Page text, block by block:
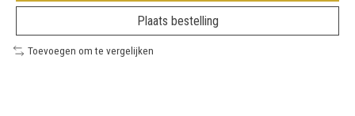
Plaats bestelling
Toevoegen om te vergelijken